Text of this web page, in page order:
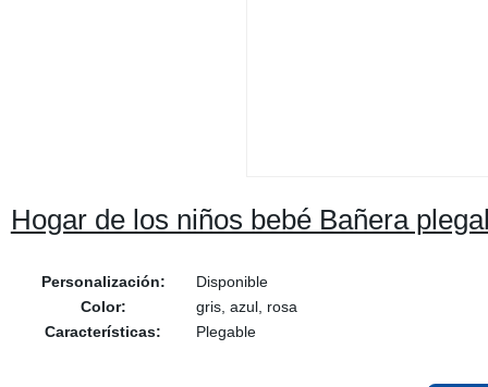
Hogar de los niños bebé Bañera
Personalización:
Disponible
Color:
gris, azul, rosa
Características:
Plegable